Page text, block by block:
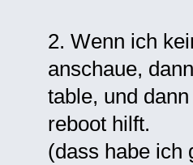
2. Wenn ich
anschaue,
table, und
reboot hilft.
(dass habe ich